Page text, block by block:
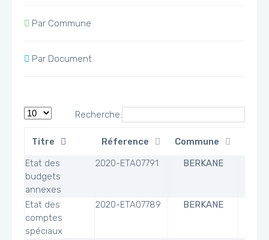
Par Commune
Par Document
Recherche:
Titre Réference Commune
Etat des
budgets
annexes
2020-ETA07791 BERKANE
Etat des
comptes
spéciaux
2020-ETA07789 BERKANE